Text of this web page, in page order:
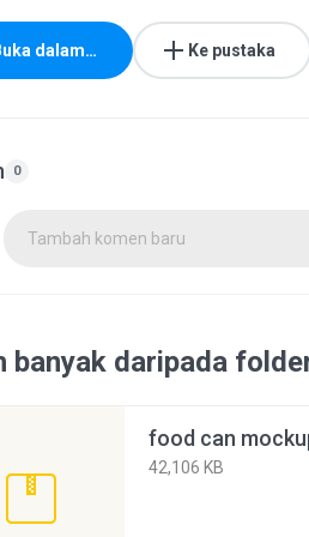
dalam… Ke pustaka
0
Tambah komen baru
banyak daripada
food can
42,106 KB